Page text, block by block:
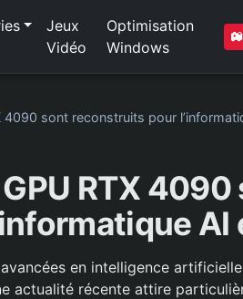
Jeux
Vidéo
Optimisation
Windows
4090 sont reconstruits pour
RTX 4090
AI
en intelligence
actualité récente attire